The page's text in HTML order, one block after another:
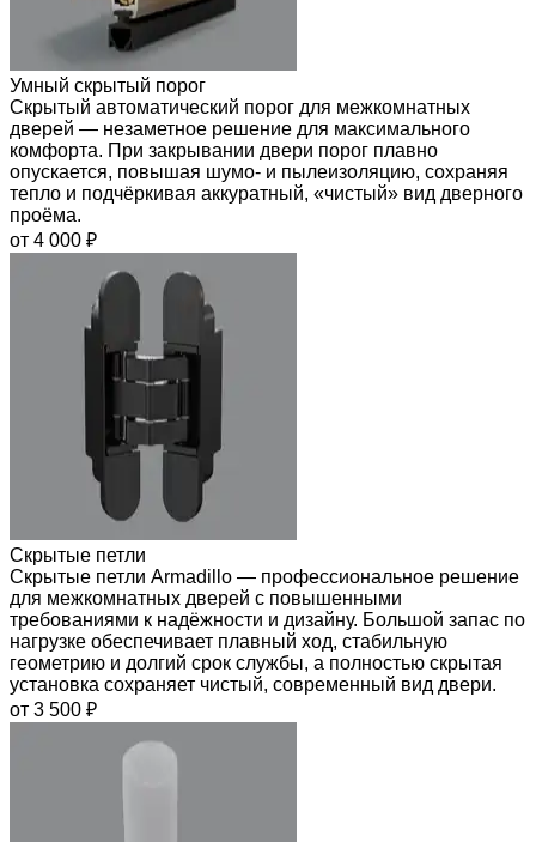
Умный скрытый порог
Скрытый автоматический порог для межкомнатных
дверей — незаметное решение для максимального
комфорта. При закрывании двери порог плавно
опускается, повышая шумо- и пылеизоляцию, сохраняя
тепло и подчёркивая аккуратный, «чистый» вид дверного
проёма.
от 4 000 ₽
Скрытые петли
Скрытые петли Armadillo — профессиональное решение
для межкомнатных дверей с повышенными
требованиями к надёжности и дизайну. Большой запас по
нагрузке обеспечивает плавный ход, стабильную
геометрию и долгий срок службы, а полностью скрытая
установка сохраняет чистый, современный вид двери.
от 3 500 ₽